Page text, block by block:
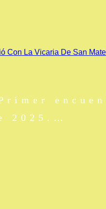
Con La Vicaria De San
2025.…